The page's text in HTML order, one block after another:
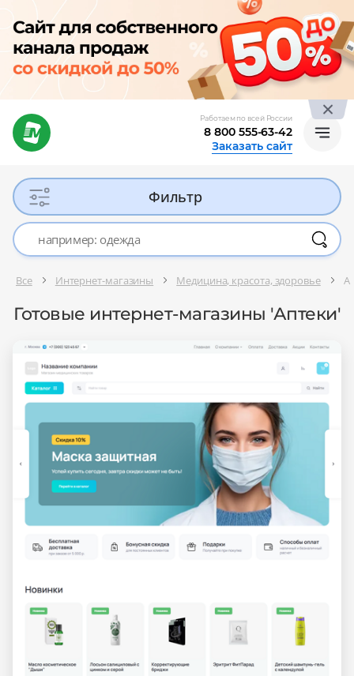
Работаем по всей России
8 800 555-63-42
Заказать сайт
Фильтр
Все Интернет-магазины Медицина, красота, здоровье
Готовые интернет-магазины 'Аптеки'